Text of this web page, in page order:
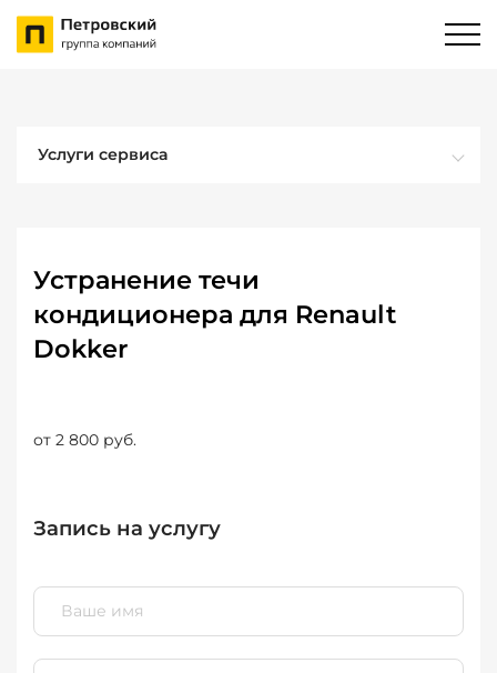
Услуги сервиса
Устранение течи
кондиционера для Renault
Dokker
от 2 800 руб.
Запись на услугу